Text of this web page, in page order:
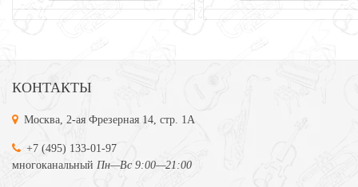
КОНТАКТЫ
Москва, 2-ая Фрезерная 14, стр. 1А
+7 (495) 133-01-97
многоканальный Пн—Вс 9:00—21:00